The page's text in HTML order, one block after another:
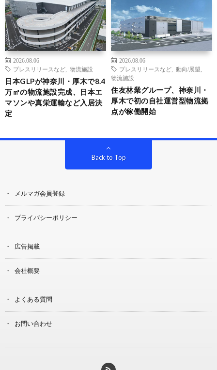
2026.08.06
プレスリリースなど
物流施設
日本GLPが神奈川・厚木で8.4
万㎡の物流施設完成、日本エ
マソンや真栄運輸など入居決
定
2026.08.06
プレスリリースなど
動向/展望
物流施設
住友林業グループ、神奈川・
厚木で初の自社運営型物流拠
点が稼働開始
Back to Top
メルマガ会員登録
プライバシーポリシー
広告掲載
会社概要
よくある質問
お問い合わせ